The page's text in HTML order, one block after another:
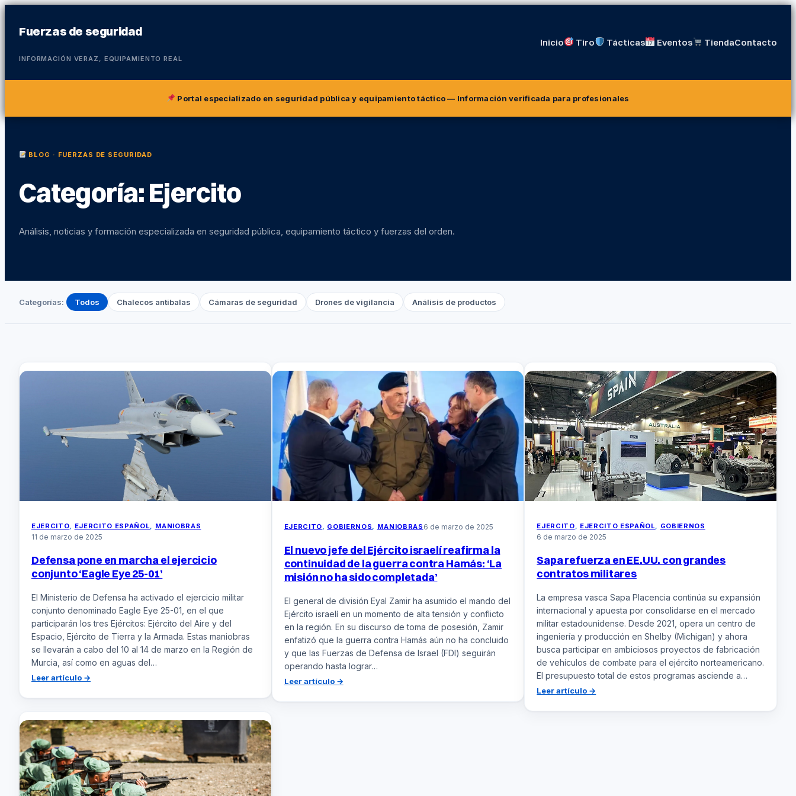
Fuerzas de seguridad
INFORMACIÓN VERAZ, EQUIPAMIENTO REAL
Inicio Tiro Tácticas Eventos TiendaContacto
Portal especializado en seguridad pública y equipamiento táctico— Información verificada para profesionales
BLOG · FUERZAS DE SEGURIDAD
Categoría:Ejercito
Análisis, noticias y formación especializada en seguridad pública, equipamiento táctico y fuerzas del orden.
Categorías: Todos Chalecos antibalas Cámaras de seguridad Drones de vigilancia Análisis de productos
EJERCITO, EJERCITO ESPAÑOL, MANIOBRAS
11 de marzo de 2025
Defensa pone en marcha el ejercicio
conjunto ‘Eagle Eye 25-01’
El Ministerio de Defensa ha activado el ejercicio militar
conjunto denominado Eagle Eye 25-01, en el que
participarán los tres Ejércitos: Ejército del Aire y del
Espacio, Ejército de Tierra y la Armada. Estas maniobras
se llevarán a cabo del 10 al 14 de marzo en la Región de
Murcia, así como en aguas del…
Leer artículo →
pone
marcha
el
ejercicio
conjunto
‘Eagle
Eye
EJERCITO, GOBIERNOS, MANIOBRAS 6 de marzo de 2025
El nuevo jefe del Ejército israelí reafirma la
continuidad de la guerra contra Hamás: ‘La
misión no ha sido completada’
El general de división Eyal Zamir ha asumido el mando del
Ejército israelí en un momento de alta tensión y conflicto
en la región. En su discurso de toma de posesión, Zamir
enfatizó que la guerra contra Hamás aún no ha concluido
y que las Fuerzas de Defensa de Israel (FDI) seguirán
operando hasta lograr…
Leer artículo →:
nuevo
EJERCITO, EJERCITO ESPAÑOL, GOBIERNOS
6 de marzo de 2025
Sapa refuerza en EE.UU. con grandes
contratos militares
La empresa vasca Sapa Placencia continúa su expansión
internacional y apuesta por consolidarse en el mercado
militar estadounidense. Desde 2021, opera un centro de
ingeniería y producción en Shelby (Michigan) y ahora
busca participar en ambiciosos proyectos de fabricación
de vehículos de combate para el ejército norteamericano.
El presupuesto total de estos programas asciende a…
Leer artículo →
refuerza